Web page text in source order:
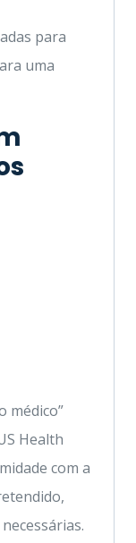
para
uma
médico”
Health
com a